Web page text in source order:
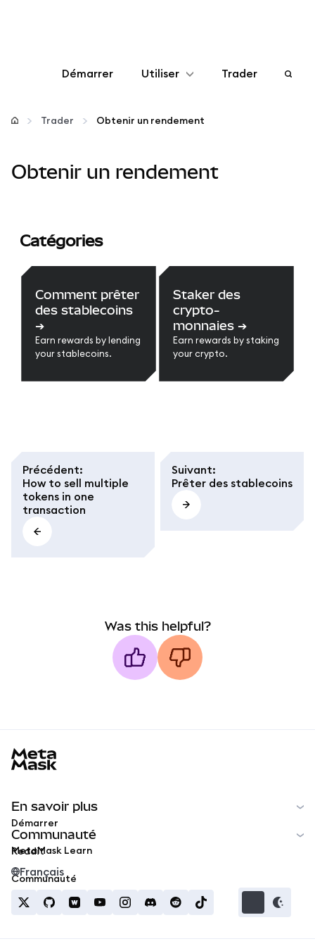
Démarrer Utiliser
Configurer
Restez en sécurité
Trader
Trader Obtenir un rendement
Obtenir un rendement
Catégories
Comment prêter
des stablecoins
➔
Earn rewards by lending
your stablecoins.
Staker des
crypto-
monnaies ➔
Earn rewards by staking
your crypto.
Précédent:
How to sell multiple
tokens in one
transaction
Suivant:
Prêter des stablecoins
Was this helpful?
En savoir plus
Démarrer
MetaMask Learn
Communauté
Reddit
Communauté
Français